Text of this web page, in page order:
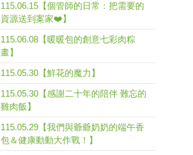
115.06.15【個管師的日常：把需要的
資源送到案家❤️】
115.06.08【暖暖包的創意七彩肉粽
畫】
115.05.30【鮮花的魔力】
115.05.30【感謝二十年的陪伴 難忘的
雞肉飯】
115.05.29【我們與爺爺奶奶的端午香
包＆健康動動大作戰！】